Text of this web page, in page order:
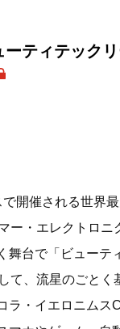
ティテック
開催される世界
ー・エレクトロニ
舞台で「ビューテ
て、流星のごとく
ラ・イエロニムス